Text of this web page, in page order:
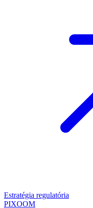
Estratégia regulatória
PIXOOM